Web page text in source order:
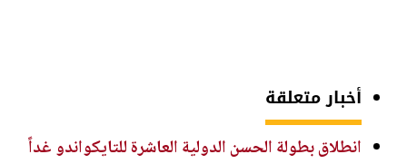
أخبار متعلقة
انطلاق بطولة الحسن الدولية العاشرة للتايكواندو غداً